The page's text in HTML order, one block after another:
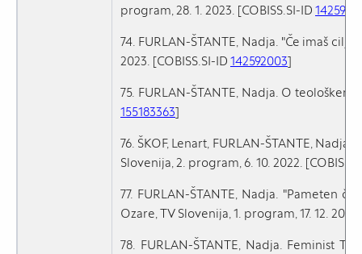
program, 28. 1. 2023. [COBISS.SI-ID
74. FURLAN-ŠTANTE, Nadja. "Če imaš
2023. [COBISS.SI-ID 142592003]
75. FURLAN-ŠTANTE, Nadja. O
155183363]
76. ŠKOF, Lenart, FURLAN-ŠTANTE,
Slovenija, 2. program, 6. 10. 2022.
77. FURLAN-ŠTANTE, Nadja. "Pameten
Ozare, TV Slovenija, 1. program, 17. 12.
78. FURLAN-ŠTANTE, Nadja. Feminist